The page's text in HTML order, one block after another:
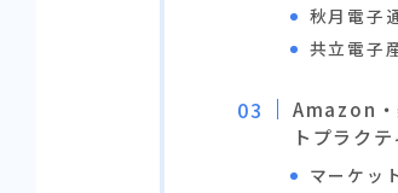
秋月電子
共立電子
Amazon・
トプラクテ
マーケッ